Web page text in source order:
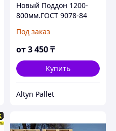
Новый Поддон 1200-
800мм.ГОСТ 9078-84
Под заказ
от3 450₸
Купить
Altyn Pallet